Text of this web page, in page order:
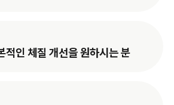
적인 체질 개선을 원하시는 분